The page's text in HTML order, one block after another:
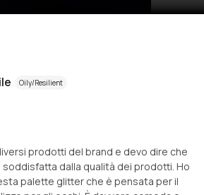
Oily/Resilient
prodotti del brand e devo dire che
dalla qualità dei prodotti. Ho
palette glitter che è pensata per il